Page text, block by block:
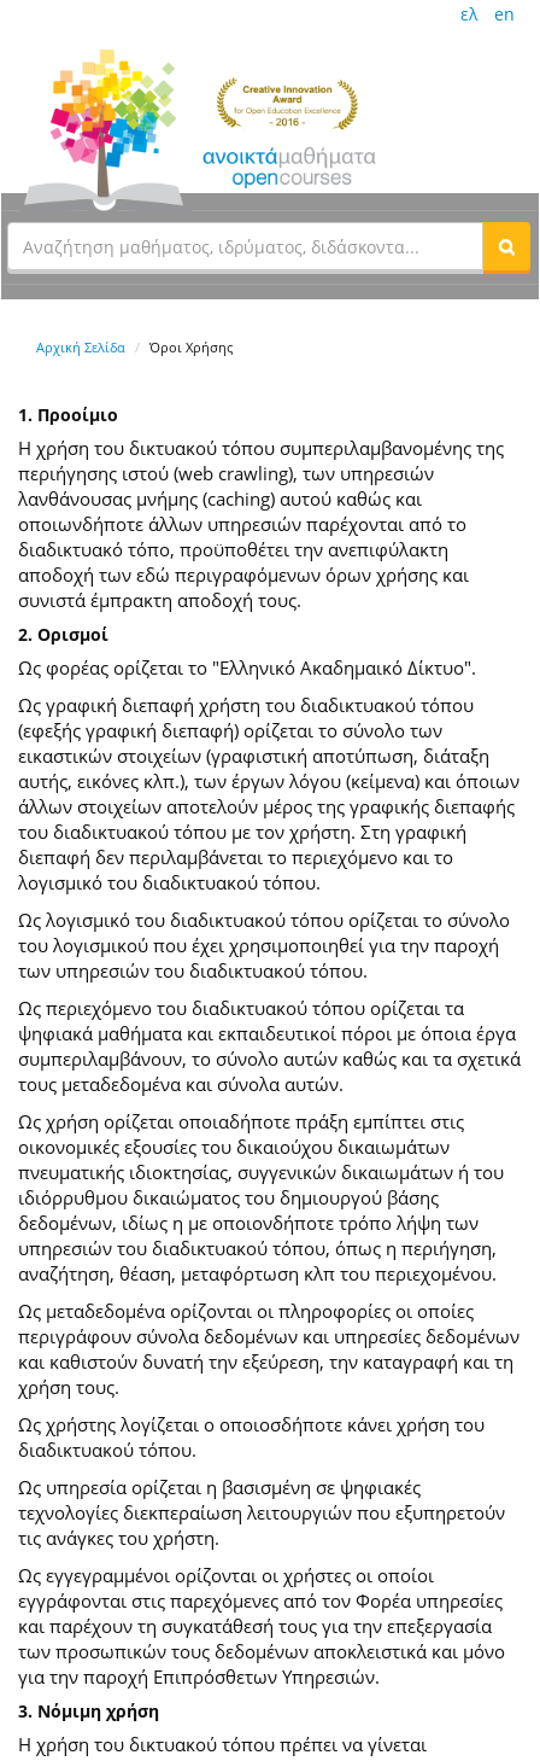
ελ en
Αρχική Σελίδα Όροι Χρήσης
1. Προοίμιο
Η χρήση του δικτυακού τόπου συμπεριλαμβανομένης της
περιήγησης ιστού (web crawling), των υπηρεσιών
λανθάνουσας μνήμης (caching) αυτού καθώς και
οποιωνδήποτε άλλων υπηρεσιών παρέχονται από το
διαδικτυακό τόπο, προϋποθέτει την ανεπιφύλακτη
αποδοχή των εδώ περιγραφόμενων όρων χρήσης και
συνιστά έμπρακτη αποδοχή τους.
2. Ορισμοί
Ως φορέας ορίζεται το "Ελληνικό Ακαδημαικό Δίκτυο".
Ως γραφική διεπαφή χρήστη του διαδικτυακού τόπου
(εφεξής γραφική διεπαφή) ορίζεται το σύνολο των
εικαστικών στοιχείων (γραφιστική αποτύπωση, διάταξη
αυτής, εικόνες κλπ.), των έργων λόγου (κείμενα) και όποιων
άλλων στοιχείων αποτελούν μέρος της γραφικής διεπαφής
του διαδικτυακού τόπου με τον χρήστη. Στη γραφική
διεπαφή δεν περιλαμβάνεται το περιεχόμενο και το
λογισμικό του διαδικτυακού τόπου.
Ως λογισμικό του διαδικτυακού τόπου ορίζεται το σύνολο
του λογισμικού που έχει χρησιμοποιηθεί για την παροχή
των υπηρεσιών του διαδικτυακού τόπου.
Ως περιεχόμενο του διαδικτυακού τόπου ορίζεται τα
ψηφιακά μαθήματα και εκπαιδευτικοί πόροι με όποια έργα
συμπεριλαμβάνουν, το σύνολο αυτών καθώς και τα σχετικά
τους μεταδεδομένα και σύνολα αυτών.
Ως χρήση ορίζεται οποιαδήποτε πράξη εμπίπτει στις
οικονομικές εξουσίες του δικαιούχου δικαιωμάτων
πνευματικής ιδιοκτησίας, συγγενικών δικαιωμάτων ή του
ιδιόρρυθμου δικαιώματος του δημιουργού βάσης
δεδομένων, ιδίως η με οποιονδήποτε τρόπο λήψη των
υπηρεσιών του διαδικτυακού τόπου, όπως η περιήγηση,
αναζήτηση, θέαση, μεταφόρτωση κλπ του περιεχομένου.
Ως μεταδεδομένα ορίζονται οι πληροφορίες οι οποίες
περιγράφουν σύνολα δεδομένων και υπηρεσίες δεδομένων
και καθιστούν δυνατή την εξεύρεση, την καταγραφή και τη
χρήση τους.
Ως χρήστης λογίζεται ο οποιοσδήποτε κάνει χρήση του
διαδικτυακού τόπου.
Ως υπηρεσία ορίζεται η βασισμένη σε ψηφιακές
τεχνολογίες διεκπεραίωση λειτουργιών που εξυπηρετούν
τις ανάγκες του χρήστη.
Ως εγγεγραμμένοι ορίζονται οι χρήστες οι οποίοι
εγγράφονται στις παρεχόμενες από τον Φορέα υπηρεσίες
και παρέχουν τη συγκατάθεσή τους για την επεξεργασία
των προσωπικών τους δεδομένων αποκλειστικά και μόνο
για την παροχή Επιπρόσθετων Υπηρεσιών.
3. Νόμιμη χρήση
Η χρήση του δικτυακού τόπου πρέπει να γίνεται